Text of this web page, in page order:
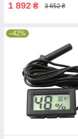
1 892 ₴ 3 652 ₴
–42%